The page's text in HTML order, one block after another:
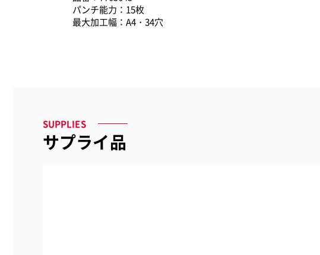
パンチ能力：15枚
最大加工幅：A4・34穴
SUPPLIES
サプライ品